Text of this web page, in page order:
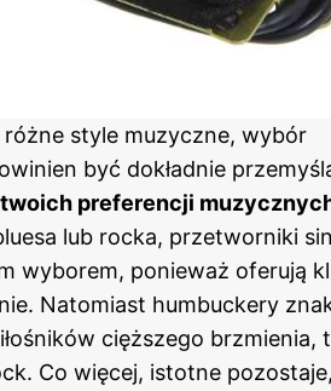
style muzyczne, wybór
być dokładnie
twoich preferencji
lub rocka, przetworniki
wyborem, ponieważ oferują
Natomiast humbuckery
cięższego brzmienia,
Co więcej, istotne